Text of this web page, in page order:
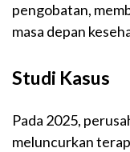
pengobatan,
masa depan
Studi Kasus
Pada 2025,
meluncurkan